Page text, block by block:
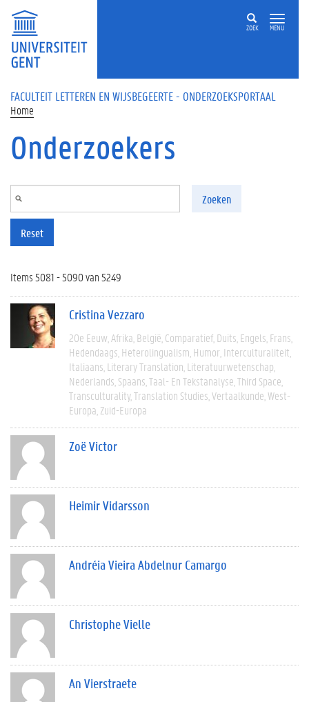
Overslaan en naar de inhoud gaan
ZOEK MENU
FACULTEIT LETTEREN EN WIJSBEGEERTE - ONDERZOEKSPORTAAL
Home
Onderzoekers
Zoeken
Reset
Items 5081 - 5090 van 5249
Cristina Vezzaro
20e Eeuw Afrika België Comparatief Duits Engels Frans
Hedendaags Heterolingualism Humor Interculturaliteit
Italiaans Literary Translation Literatuurwetenschap
Nederlands Spaans Taal- En Tekstanalyse Third Space
Transculturality Translation Studies Vertaalkunde West-
Europa Zuid-Europa
Zoë Victor
Heimir Vidarsson
Andréia Vieira Abdelnur Camargo
Christophe Vielle
An Vierstraete